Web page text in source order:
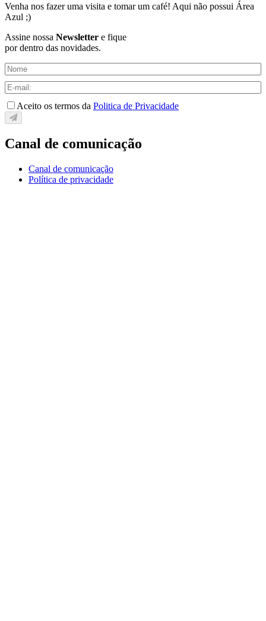
Venha nos fazer uma visita e tomar um café! Aqui não possui Área
Azul ;)
Assine nossa Newsletter e fique
por dentro das novidades.
Aceito os termos da Politica de Privacidade
Canal de comunicação
Canal de comunicação
Política de privacidade